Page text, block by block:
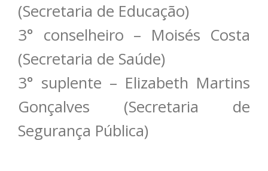
(Secretaria de Educação)
3° conselheiro – Moisés Costa
(Secretaria de Saúde)
3° suplente – Elizabeth Martins
Gonçalves (Secretaria de
Segurança Pública)